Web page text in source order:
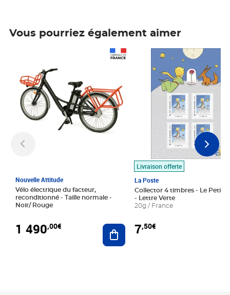
Vous pourriez également aimer
Nouvelle Attitude
Vélo électrique du facteur,
reconditionné - Taille normale -
Noir/ Rouge
1 490,00€ Ajouter au panier
Livraison offerte
La Poste
Collector 4 timbres - Le Petit
- Lettre Verte
20g / France
7,50€
Prix 7,50€